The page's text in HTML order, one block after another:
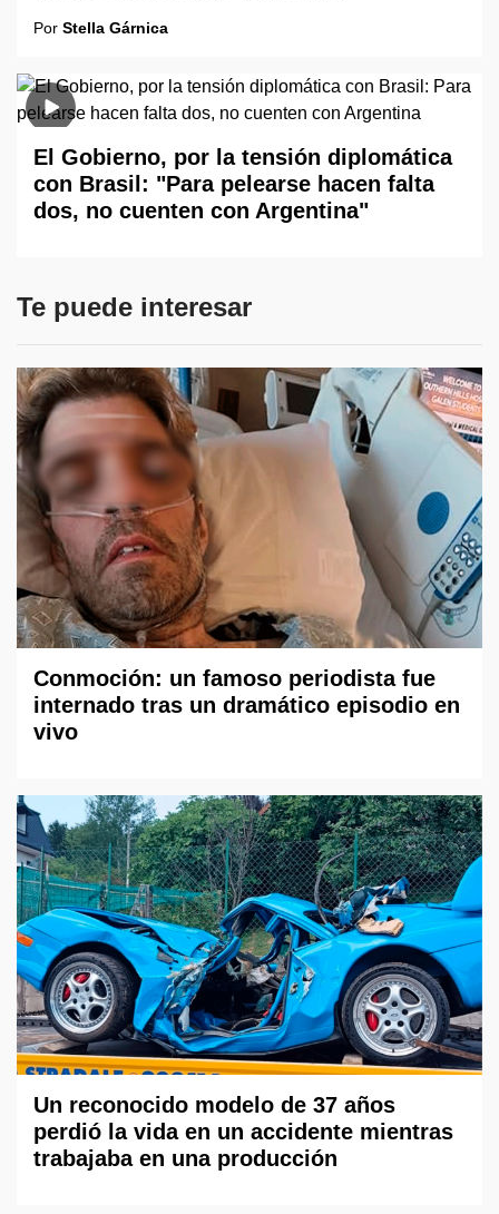
Por Stella Gárnica
El Gobierno, por la tensión diplomática
con Brasil: "Para pelearse hacen falta
dos, no cuenten con Argentina"
Te puede interesar
Conmoción: un famoso periodista fue
internado tras un dramático episodio en
vivo
Un reconocido modelo de 37 años
perdió la vida en un accidente mientras
trabajaba en una producción